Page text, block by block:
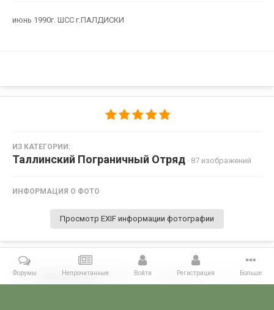
июнь 1990г. ШСС г.ПАЛДИСКИ
ИЗ КАТЕГОРИИ:
Таллинский Пограничный Отряд · 87 изображений
ИНФОРМАЦИЯ О ФОТО
Просмотр EXIF информации фотографии
Поделиться Подписчики 0
Форумы Непрочитанные Войти Регистрация Больше